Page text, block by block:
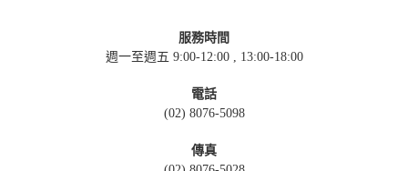
服務時間
週一至週五 9:00-12:00 , 13:00-18:00
電話
(02) 8076-5098
傳真